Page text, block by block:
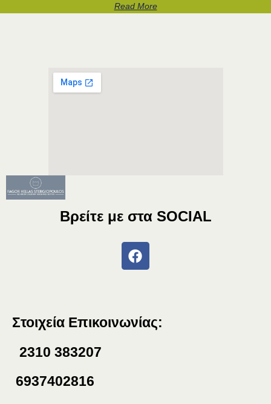
Read More
Βρείτε με σταSOCIAL
Στοιχεία Επικοινωνίας:
2310 383207
6937402816